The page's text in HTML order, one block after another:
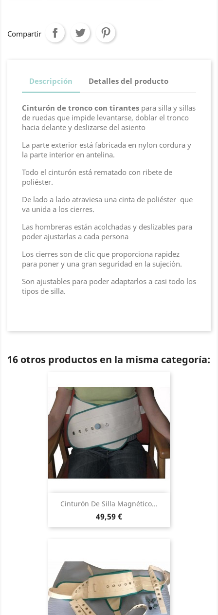
Compartir
Descripción Detalles del producto
Cinturón de tronco con tirantes para silla y sillas
de ruedas que impide levantarse, doblar el tronco
hacia delante y deslizarse del asiento
La parte exterior está fabricada en nylon cordura y
la parte interior en antelina.
Todo el cinturón está rematado con ribete de
poliéster.
De lado a lado atraviesa una cinta de poliéster que
va unida a los cierres.
Las hombreras están acolchadas y deslizables para
poder ajustarlas a cada persona
Los cierres son de clic que proporciona rapidez
para poner y una gran seguridad en la sujeción.
Son ajustables para poder adaptarlos a casi todo los
tipos de silla.
16 otros productos en la misma categoría:
Cinturón De Silla Magnético...
Precio
49,59 €